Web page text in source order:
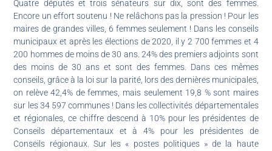
Quatre députés et trois sénateurs sur dix, sont des femmes.
Encore un effort soutenu ! Ne relâchons pas la pression ! Pour les
maires de grandes villes, 6 femmes seulement ! Dans les conseils
municipaux et après les élections de 2020, il y 2 700 femmes et 4
200 hommes de moins de 30 ans. 24% des premiers adjoints sont
des moins de 30 ans et sont des femmes. Dans ces mêmes
conseils, grâce à la loi sur la parité, lors des dernières municipales,
on relève 42,4% de femmes, mais seulement 19,8 % sont maires
sur les 34 597 communes ! Dans les collectivités départementales
et régionales, ce chiffre descend à 10% pour les présidentes de
Conseils départementaux et à 4% pour les présidentes de
Conseils régionaux. Sur les « postes politiques » de la haute